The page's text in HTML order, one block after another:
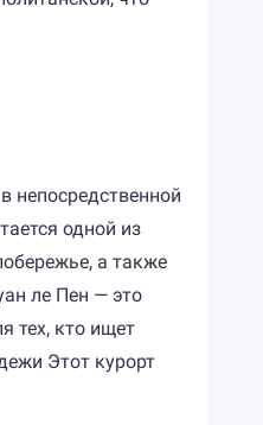
непосредственной
одной из
а также
ле Пен — это
тех, кто ищет
Этот курорт